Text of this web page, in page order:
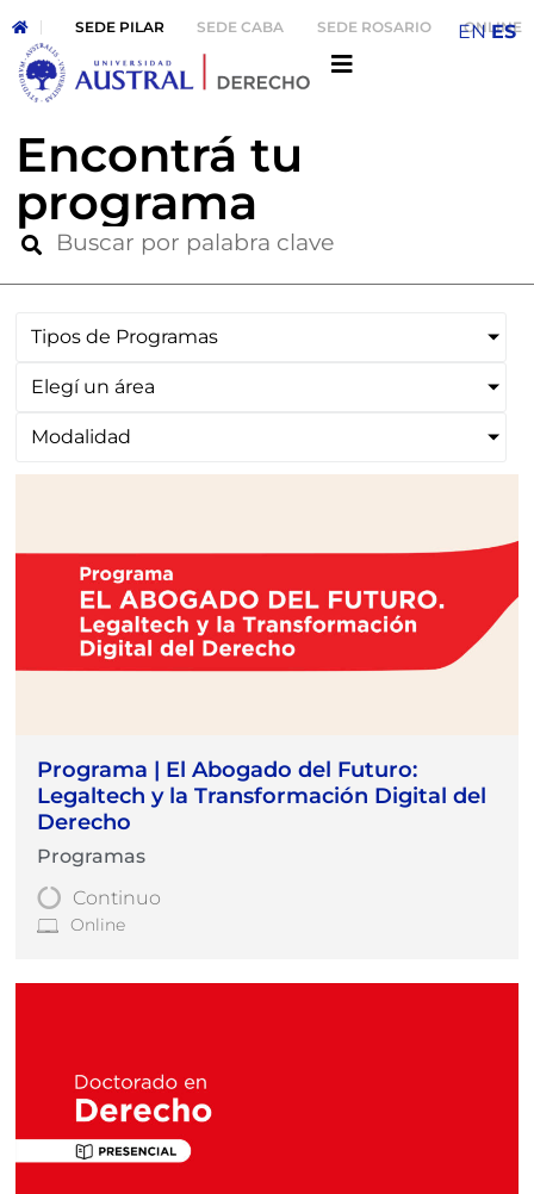
SEDE PILAR SEDE CABA SEDE ROSARIO ONLINE
Encontrá tu
programa
Tipos de Programas
Elegí un área
Modalidad
Programa | El Abogado del Futuro:
Legaltech y la Transformación Digital del
Derecho
Programas
Continuo
Online
EN ES